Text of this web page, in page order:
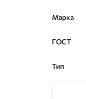
Марка
ГОСТ
Тип